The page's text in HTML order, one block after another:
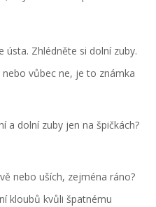
Zhlédněte si dolní zuby.
vůbec ne, je to známka
a dolní zuby jen na špičkách?
nebo uších, zejména ráno?
kloubů kvůli špatnému